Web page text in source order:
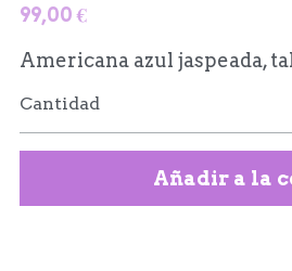
99,00 €
Americana azul jaspeada,
Cantidad
Añadir a la